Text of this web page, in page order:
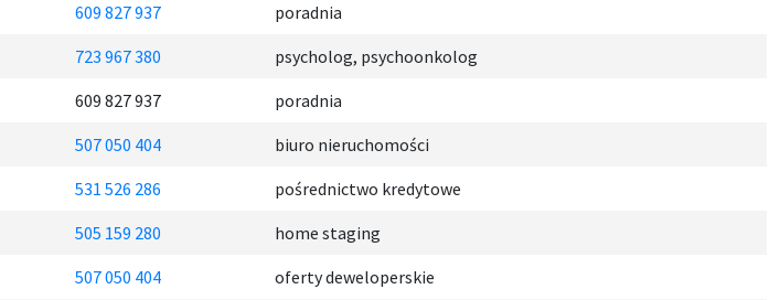
609 827 937
poradnia
723 967 380
psycholog, psychoonkolog
609 827 937
poradnia
507 050 404
biuro nieruchomości
531 526 286
pośrednictwo kredytowe
505 159 280
home staging
507 050 404
oferty deweloperskie